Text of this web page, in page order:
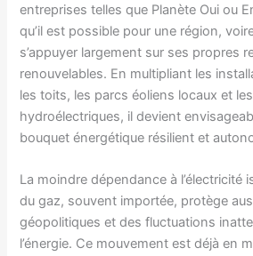
entreprises telles que Planète Oui ou
qu’il est possible pour une région,
s’appuyer largement sur ses propres
renouvelables. En multipliant les
les toits, les parcs éoliens locaux et
hydroélectriques, il devient
bouquet énergétique résilient et
La moindre dépendance à l’électricité
du gaz, souvent importée, protège
géopolitiques et des fluctuations
l’énergie. Ce mouvement est déjà en